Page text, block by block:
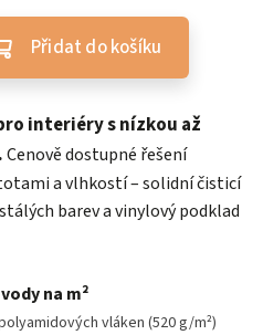
Přidat do košíku
interiéry s nízkou až
Cenově dostupné řešení
a vlhkostí – solidní čisticí
barev a vinylový podklad
na m²
vláken (520 g/m²)